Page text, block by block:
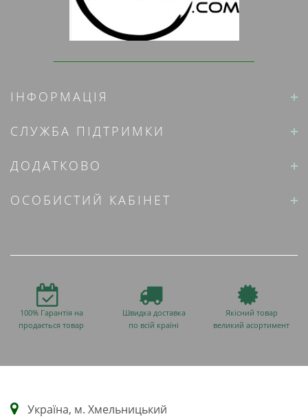
ІНФОРМАЦІЯ
СЛУЖБА ПІДТРИМКИ
ДОДАТКОВО
ОСОБИСТИЙ КАБІНЕТ
100% Гарантія на
продається товар
Швидка доставка
по всій країні
Якісний товар
великий асортимент
Українa, м. Хмельницький